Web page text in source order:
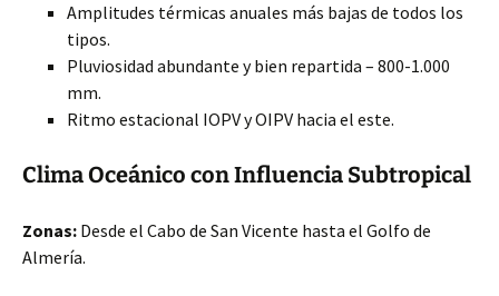
Amplitudes térmicas anuales más bajas de todos los
tipos.
Pluviosidad abundante y bien repartida – 800-1.000
mm.
Ritmo estacional IOPV y OIPV hacia el este.
Clima Oceánico con Influencia Subtropical
Zonas: Desde el Cabo de San Vicente hasta el Golfo de
Almería.